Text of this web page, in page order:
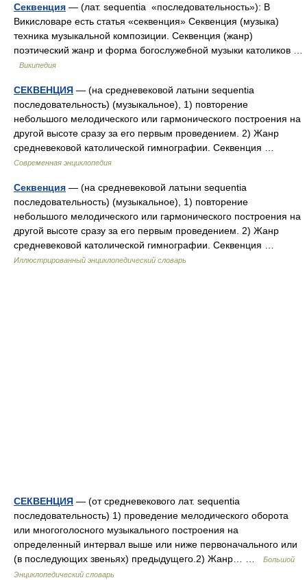
Секвенция — (лат. sequentia «последовательность»): В
Викисловаре есть статья «секвенция» Секвенция (музыка)
техника музыкальной композиции. Секвенция (жанр)
поэтический жанр и форма богослужебной музыки католиков …
Википедия
СЕКВЕНЦИЯ — (на средневековой латыни sequentia
последовательность) (музыкальное), 1) повторение
небольшого мелодического или гармонического построения на
другой высоте сразу за его первым проведением. 2) Жанр
средневековой католической гимнографии. Секвенция …
Современная энциклопедия
Секвенция — (на средневековой латыни sequentia
последовательность) (музыкальное), 1) повторение
небольшого мелодического или гармонического построения на
другой высоте сразу за его первым проведением. 2) Жанр
средневековой католической гимнографии. Секвенция …
Иллюстрированный энциклопедический словарь
СЕКВЕНЦИЯ — (от средневекового лат. sequentia
последовательность) 1) проведение мелодического оборота
или многоголосного музыкального построения на
определенный интервал выше или ниже первоначального или
(в последующих звеньях) предыдущего.2) Жанр… …
Большой
Энциклопедический словарь